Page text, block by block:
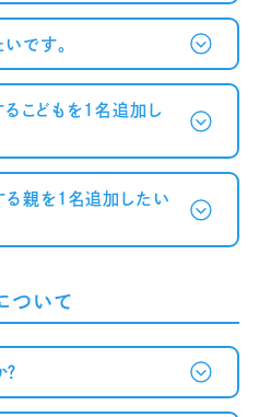
です。
こどもを1名追加し
る親を1名追加したい
ついて